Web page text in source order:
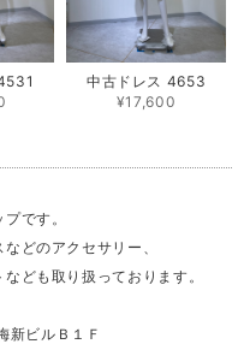
中古ドレス 4653
¥17,600
です。
どのアクセサリー、
ども取り扱っております。
ビルＢ１Ｆ